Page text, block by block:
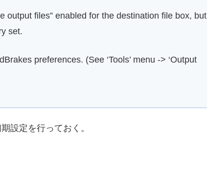
output files” enabled for the destination file box, but
set.
preferences. (See ‘Tools’ menu -> ‘Output
設定を行っておく。